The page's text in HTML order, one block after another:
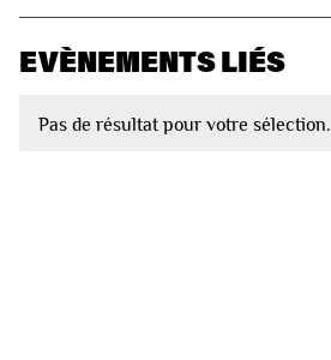
EVÈNEMENTS LIÉS
Pas de résultat pour votre sélection.